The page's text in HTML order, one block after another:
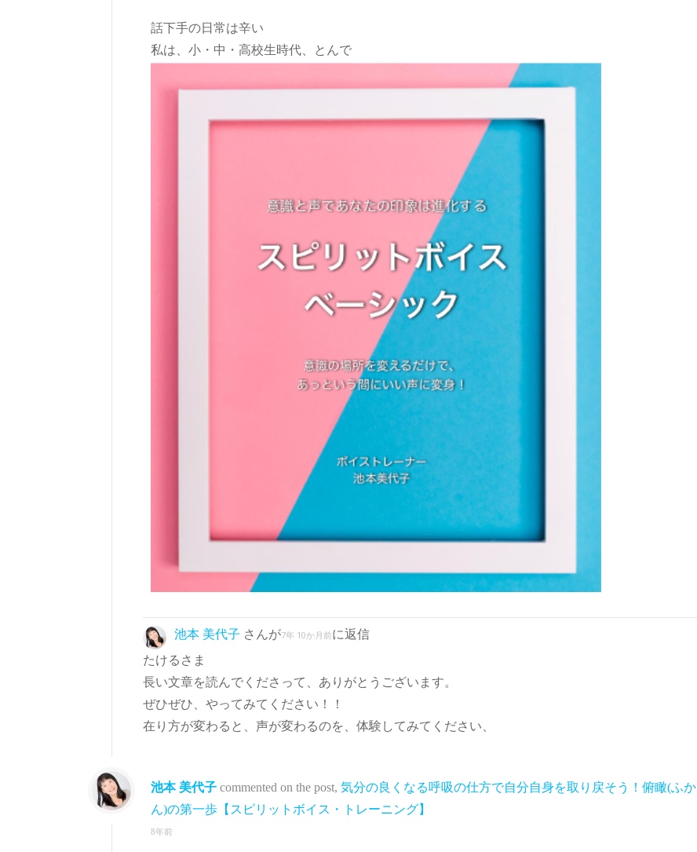
話下手の日常は辛い
私は、小・中・高校生時代、とんで
池本 美代子 さんが7年 10か月前に返信
たけるさま
長い文章を読んでくださって、ありがとうございます。
ぜひぜひ、やってみてください！！
在り方が変わると、声が変わるのを、体験してみてください、
池本 美代子 commented on the post, 気分の良くなる呼吸の仕方で自分自身を取り戻そう！俯瞰(ふか
ん)の第一歩【スピリットボイス・トレーニング】
8年前